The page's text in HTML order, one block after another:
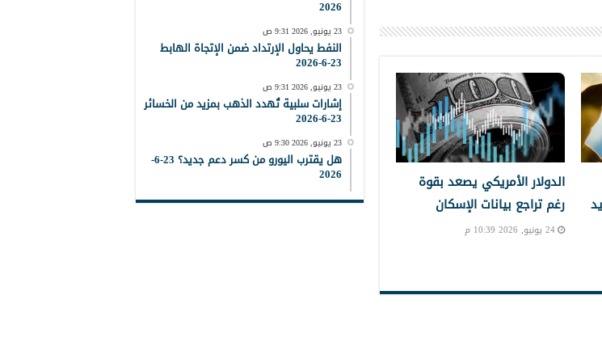
الدولار الأمريكي يصعد بقوة
رغم تراجع بيانات الإسكان
24 يونيو, 2026 10:39 م
2026
23 يونيو, 2026 9:31 ص
النفط يحاول الإرتداد ضمن الإتجاة الهابط
23-6-2026
23 يونيو, 2026 9:31 ص
إشارات سلبية تُهدد الذهب بمزيد من الخسائر
23-6-2026
23 يونيو, 2026 9:30 ص
هل يقترب اليورو من كسر دعم جديد؟ 23-6-
2026